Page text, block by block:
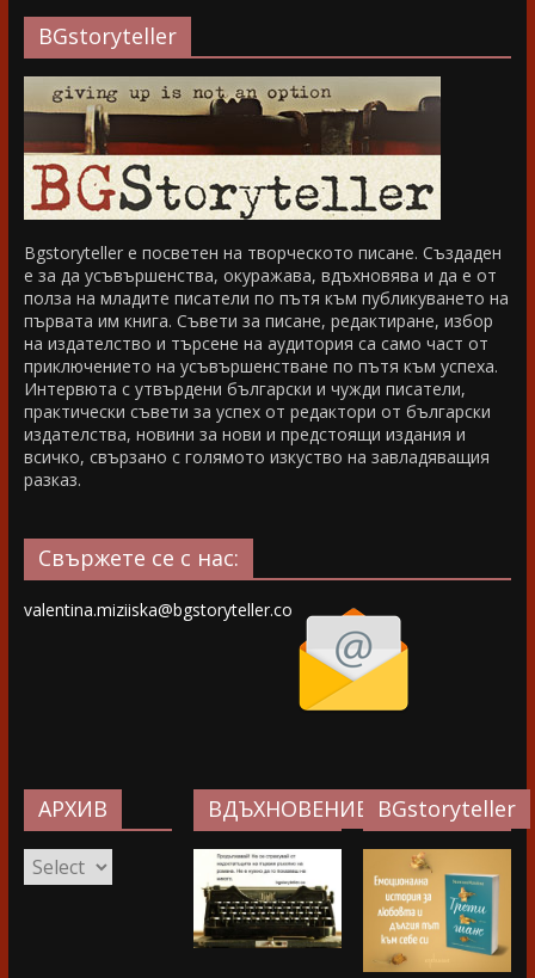
BGstoryteller
Bgstoryteller е посветен на творческото писане. Създаден
е за да усъвършенства, окуражава, вдъхновява и да е от
полза на младите писатели по пътя към публикуването на
първата им книга. Съвети за писане, редактиране, избор
на издателство и търсене на аудитория са само част от
приключението на усъвършенстване по пътя към успеха.
Интервюта с утвърдени български и чужди писатели,
практически съвети за успех от редактори от български
издателства, новини за нови и предстоящи издания и
всичко, свързано с голямото изкуство на завладяващия
разказ.
Свържете се с нас:
valentina.miziiska@bgstoryteller.co
АРХИВ
АРХИВ
ВДЪХНОВЕНИЕ…BGstoryteller